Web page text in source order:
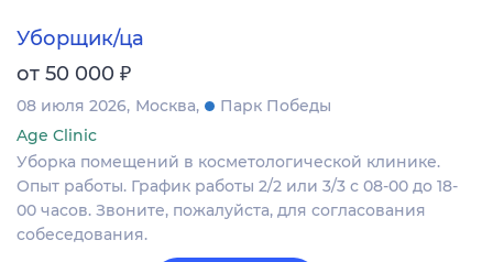
Уборщик/ца
от 50 000 ₽
08 июля 2026 Москва
Парк Победы
Age Clinic
Уборка помещений в косметологической клинике.
Опыт работы. График работы 2/2 или 3/3 с 08-00 до 18-
00 часов. Звоните, пожалуйста, для согласования
собеседования.